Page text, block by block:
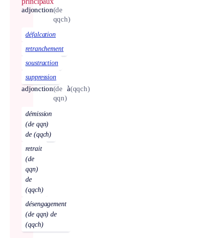
adjonction(de
qqch)
défalcation
retranchement
soustraction
suppression
adjonction(de
qqn)
à(qqch)
démission
(de qqn)
de (qqch)
retrait
(de
qqn)
de
(qqch)
désengagement
(de qqn) de
(qqch)